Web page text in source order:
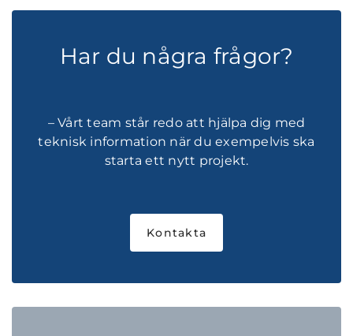
Har du några frågor?
– Vårt team står redo att hjälpa dig med
teknisk information när du exempelvis ska
starta ett nytt projekt.
Kontakta